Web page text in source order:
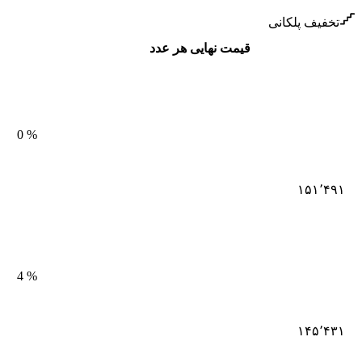
تخفیف پلکانی
قیمت نهایی هر عدد
۱۵۱٬۴۹۱
%
0
۱۴۵٬۴۳۱
%
4